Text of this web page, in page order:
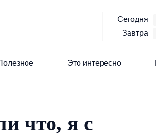
Сегодня
Завтра
Это интересно
что, я с